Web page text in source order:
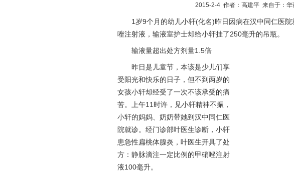
2015-2-4 作者：高建平 来自于：华
1岁9个月的幼儿小轩(化名)昨日因病在汉中同仁医院
唑注射液，输液室护士却给小轩挂了250毫升的吊瓶。
输液量超出处方剂量1.5倍
昨日是儿童节，本该是少儿们享
受阳光和快乐的日子，但不到两岁的
女孩小轩却经受了一次不该承受的痛
苦。上午11时许，见小轩精神不振，
小轩的妈妈、奶奶带她到汉中同仁医
院就诊。经门诊部叶医生诊断，小轩
患急性扁桃体腺炎，叶医生开具了处
方：静脉滴注一定比例的甲硝唑注射
液100毫升。